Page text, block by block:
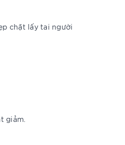
chặt lấy tai người
giảm.